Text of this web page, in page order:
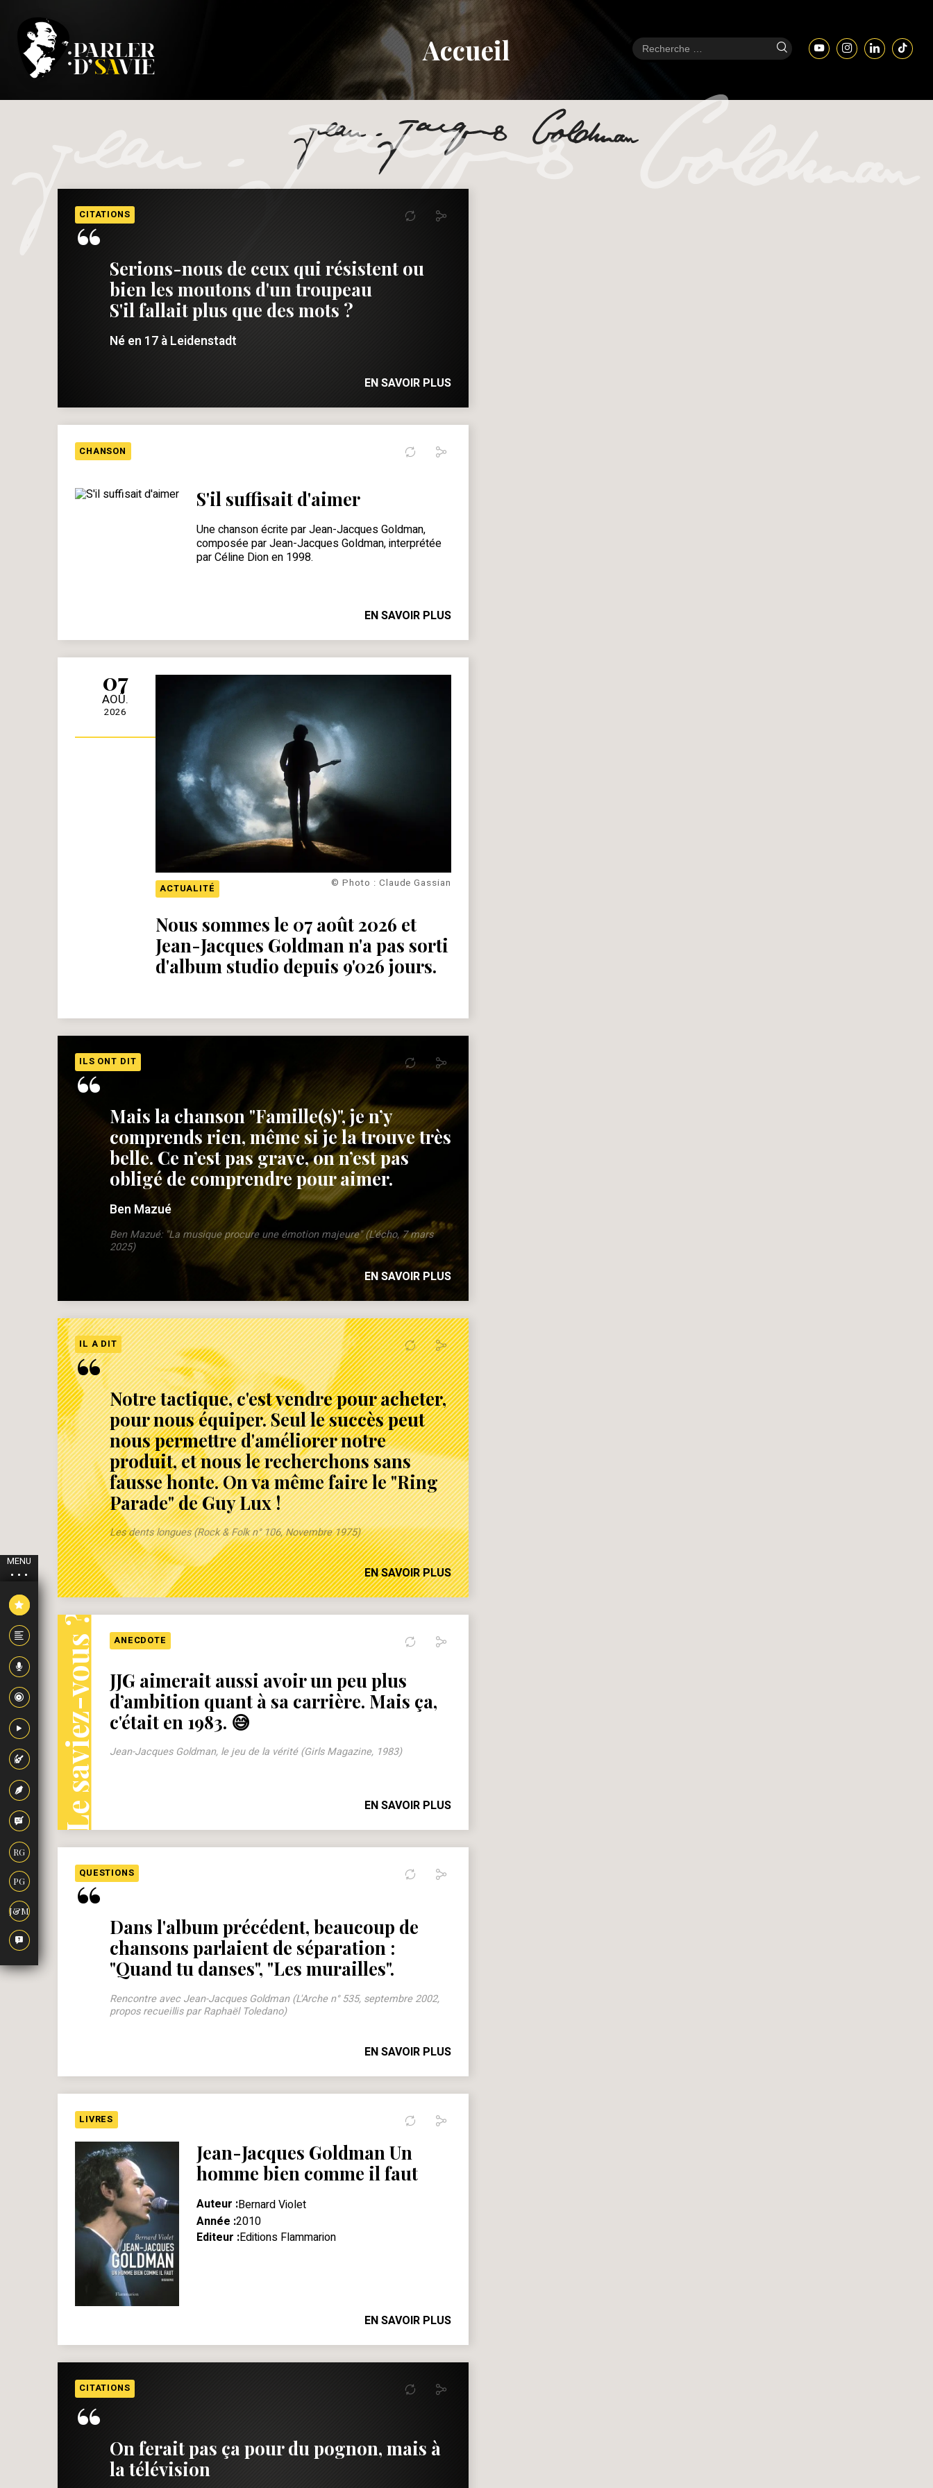
MENU
RG
PG
J&M
Accueil
CITATIONS
“ Serions-nous de ceux qui résistent ou
bien les moutons d'un troupeau
S'il fallait plus que des mots ?
Né en 17 à Leidenstadt
EN SAVOIR PLUS
CHANSON
S'il suffisait d'aimer
Une chanson écrite par Jean-Jacques Goldman,
composée par Jean-Jacques Goldman, interprétée
par Céline Dion en 1998.
EN SAVOIR PLUS
07
AOÛ.
2026
© Photo : Claude Gassian
ACTUALITÉ
Nous sommes le 07 août 2026 et
Jean-Jacques Goldman n'a pas sorti
d'album studio depuis 9'026 jours.
ILS ONT DIT
“ Mais la chanson "Famille(s)", je n’y
comprends rien, même si je la trouve très
belle. Ce n’est pas grave, on n’est pas
obligé de comprendre pour aimer.
Ben Mazué
Ben Mazué: "La musique procure une émotion majeure" (L'écho, 7 mars
2025)
EN SAVOIR PLUS
IL A DIT
“ Notre tactique, c'est vendre pour acheter,
pour nous équiper. Seul le succès peut
nous permettre d'améliorer notre
produit, et nous le recherchons sans
fausse honte. On va même faire le "Ring
Parade" de Guy Lux !
Les dents longues (Rock & Folk n° 106, Novembre 1975)
EN SAVOIR PLUS
Le saviez-vous ? ANECDOTE
JJG aimerait aussi avoir un peu plus
d’ambition quant à sa carrière. Mais ça,
c'était en 1983. 😅
Jean-Jacques Goldman, le jeu de la vérité (Girls Magazine, 1983)
EN SAVOIR PLUS
QUESTIONS
“ Dans l'album précédent, beaucoup de
chansons parlaient de séparation :
"Quand tu danses", "Les murailles".
Rencontre avec Jean-Jacques Goldman (L'Arche n° 535, septembre 2002,
propos recueillis par Raphaël Toledano)
EN SAVOIR PLUS
LIVRES
Jean-Jacques Goldman Un
homme bien comme il faut
Auteur :Bernard Violet
Année :2010
Editeur :Editions Flammarion
EN SAVOIR PLUS
CITATIONS
“ On ferait pas ça pour du pognon, mais à
la télévision